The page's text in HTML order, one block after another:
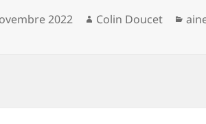
2022 Auteur
Colin Doucet